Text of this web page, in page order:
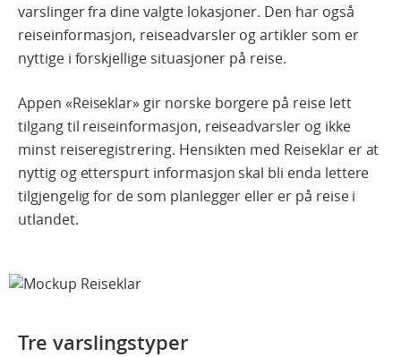
varslinger fra dine valgte lokasjoner. Den har også
reiseinformasjon, reiseadvarsler og artikler som er
nyttige i forskjellige situasjoner på reise.
Appen «Reiseklar» gir norske borgere på reise lett
tilgang til reiseinformasjon, reiseadvarsler og ikke
minst reiseregistrering. Hensikten med Reiseklar er at
nyttig og etterspurt informasjon skal bli enda lettere
tilgjengelig for de som planlegger eller er på reise i
utlandet.
Tre varslingstyper